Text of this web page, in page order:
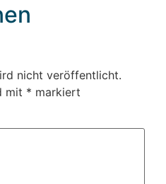
nicht veröffentlicht.
mit * markiert